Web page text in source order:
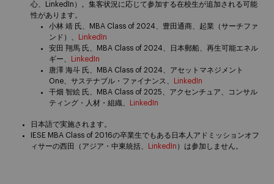
心、LinkedIn）。集客状況に応じて参加する在校生が追加される可能
性があります。
小林 靖 氏、MBA Class of 2024、豊田通商、起業（サーチファ
ンド）、
LinkedIn
安田 翔馬 氏、MBA Class of 2024、日本郵船、再生可能エネル
ギー、
LinkedIn
唐澤 海斗 氏、MBA Class of 2024、アセットマネジメント
One、サステナブル・ファイナンス、
LinkedIn
干畑 智絵 氏、MBA Class of 2025、アクセンチュア、コンサル
ティング・人材・組織、
LinkedIn
日本語で実施されます。
IESE MBA Class of 2016の卒業生でもある日本人アドミッションオフ
ィサーの西田（アジア・中東統括、
LinkedIn ）は参加しません。